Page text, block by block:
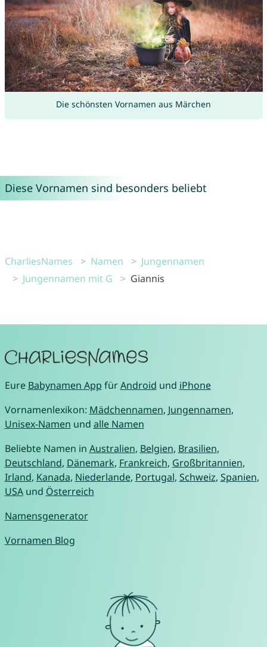
Die schönsten Vornamen aus Märchen
Diese Vornamen sind besonders beliebt
CharliesNames Namen
Jungennamen
Jungennamen mit G
Giannis
Eure Babynamen App fürAndroid und iPhone
Vornamenlexikon: Mädchennamen, Jungennamen,
Unisex-Namen und alle Namen
Beliebte Namen in Australien, Belgien, Brasilien,
Deutschland, Dänemark, Frankreich, Großbritannien,
Irland, Kanada, Niederlande, Portugal, Schweiz, Spanien,
USAund Österreich
Namensgenerator
Vornamen Blog